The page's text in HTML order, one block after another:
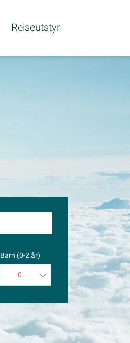
Reiseutstyr
Barn (0-2 år)
0
3